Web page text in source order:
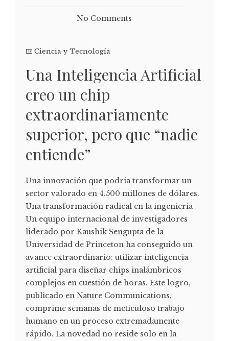
No Comments
Ciencia y Tecnología
Una Inteligencia Artificial
creo un chip
extraordinariamente
superior, pero que “nadie
entiende”
Una innovación que podría transformar un
sector valorado en 4.500 millones de dólares.
Una transformación radical en la ingeniería
Un equipo internacional de investigadores
liderado por Kaushik Sengupta de la
Universidad de Princeton ha conseguido un
avance extraordinario: utilizar inteligencia
artificial para diseñar chips inalámbricos
complejos en cuestión de horas. Este logro,
publicado en Nature Communications,
comprime semanas de meticuloso trabajo
humano en un proceso extremadamente
rápido. La novedad no reside solo en la